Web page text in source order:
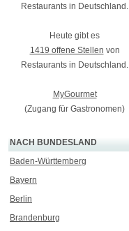
Restaurants in Deutschland.
Heute gibt es
1419 offene Stellen von
Restaurants in Deutschland.
MyGourmet
(Zugang für Gastronomen)
NACH BUNDESLAND
Baden-Württemberg
Bayern
Berlin
Brandenburg